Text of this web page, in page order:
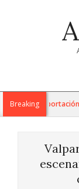
Navigation
MenuBreaking
para la Exportación